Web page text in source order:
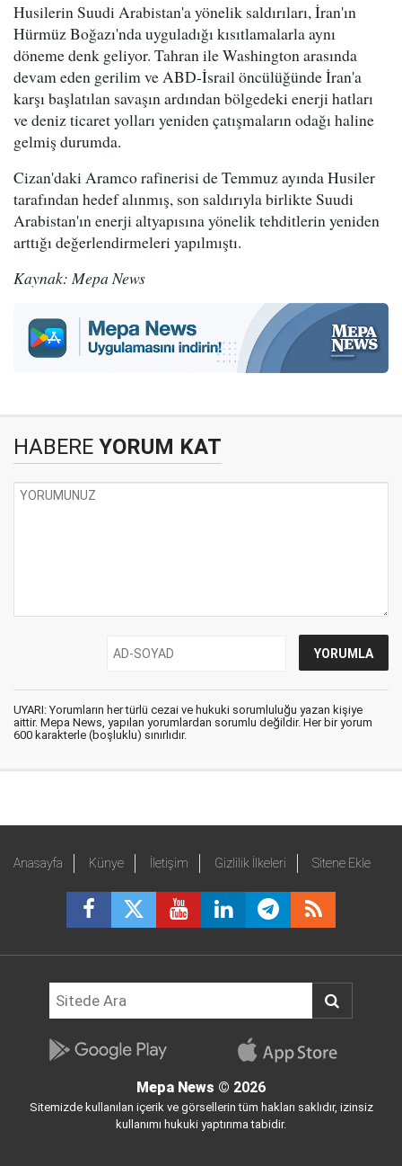
Husilerin Suudi Arabistan'a yönelik saldırıları, İran'ın
Hürmüz Boğazı'nda uyguladığı kısıtlamalarla aynı
döneme denk geliyor. Tahran ile Washington arasında
devam eden gerilim ve ABD-İsrail öncülüğünde İran'a
karşı başlatılan savaşın ardından bölgedeki enerji hatları
ve deniz ticaret yolları yeniden çatışmaların odağı haline
gelmiş durumda.
Cizan'daki Aramco rafinerisi de Temmuz ayında Husiler
tarafından hedef alınmış, son saldırıyla birlikte Suudi
Arabistan'ın enerji altyapısına yönelik tehditlerin yeniden
arttığı değerlendirmeleri yapılmıştı.
Kaynak: Mepa News
HABERE YORUM KAT
UYARI: Yorumların her türlü cezai ve hukuki sorumluluğu yazan kişiye
aittir. Mepa News, yapılan yorumlardan sorumlu değildir. Her bir yorum
600 karakterle (boşluklu) sınırlıdır.
Anasayfa Künye İletişim Gizlilik İlkeleri Sitene Ekle
Mepa News © 2026
Sitemizde kullanılan içerik ve görsellerin tüm hakları saklıdır, izinsiz
kullanımı hukuki yaptırıma tabidir.